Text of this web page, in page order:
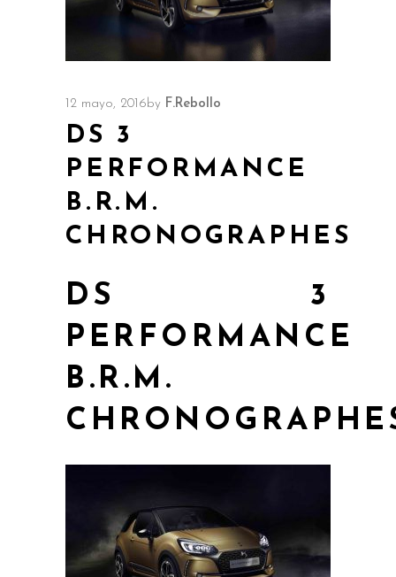
12 mayo, 2016by F.Rebollo
DS 3
PERFORMANCE
B.R.M.
CHRONOGRAPHES
DS 3
PERFORMANCE
B.R.M.